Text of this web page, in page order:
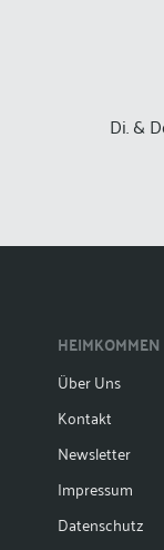
Di. &
HEIMKOMMEN
Über Uns
Kontakt
Newsletter
Impressum
Datenschutz